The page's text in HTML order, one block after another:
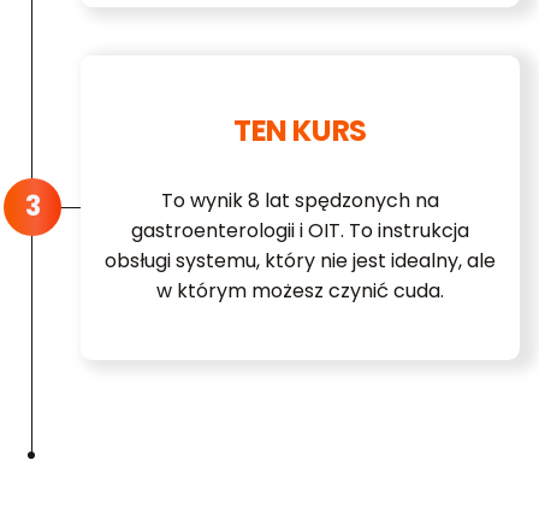
TEN KURS
To wynik 8 lat spędzonych na
gastroenterologii i OIT. To instrukcja
obsługi systemu, który nie jest idealny, ale
w którym możesz czynić cuda.